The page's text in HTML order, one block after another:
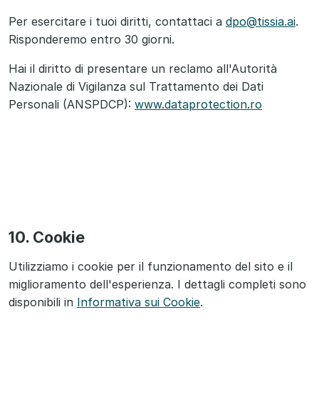
Per esercitare i tuoi diritti, contattaci a dpo@tissia.ai.
Risponderemo entro 30 giorni.
Hai il diritto di presentare un reclamo all'Autorità
Nazionale di Vigilanza sul Trattamento dei Dati
Personali (ANSPDCP): www.dataprotection.ro
10. Cookie
Utilizziamo i cookie per il funzionamento del sito e il
miglioramento dell'esperienza. I dettagli completi sono
disponibili in Informativa sui Cookie.